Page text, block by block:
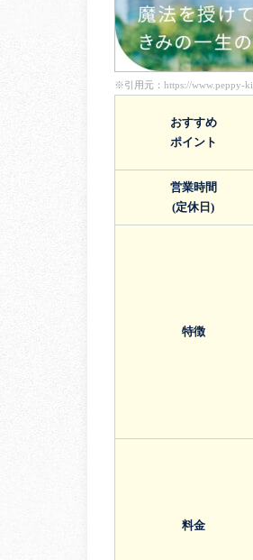
※引用元： https://www.peppy-
おすすめ
ポイント
営業時間
(定休日)
特徴
料金